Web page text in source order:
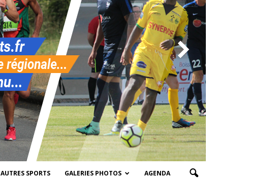
AUTRES SPORTS GALERIES PHOTOS AGENDA